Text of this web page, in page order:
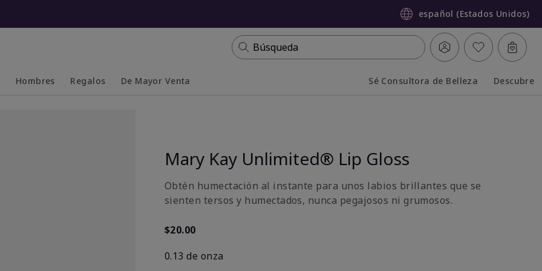
español (Estados Unidos)
Búsqueda
Hombres Regalos De Mayor Venta Sé Consultora de Belleza Descubre
Mary Kay Unlimited® Lip Gloss
Obtén humectación al instante para unos labios brillantes que se
sienten tersos y humectados, nunca pegajosos ni grumosos.
$20.00
0.13 de onza